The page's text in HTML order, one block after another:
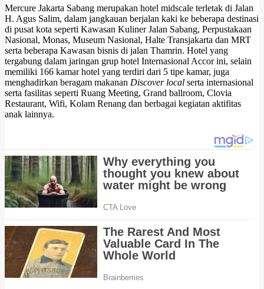
Mercure Jakarta Sabang merupakan hotel midscale terletak di Jalan
H. Agus Salim, dalam jangkauan berjalan kaki ke beberapa destinasi
di pusat kota seperti Kawasan Kuliner Jalan Sabang, Perpustakaan
Nasional, Monas, Museum Nasional, Halte Transjakarta dan MRT
serta beberapa Kawasan bisnis di jalan Thamrin. Hotel yang
tergabung dalam jaringan grup hotel Internasional Accor ini, selain
memiliki 166 kamar hotel yang terdiri dari 5 tipe kamar, juga
menghadirkan beragam makanan Discover local serta internasional
serta fasilitas seperti Ruang Meeting, Grand ballroom, Clovia
Restaurant, Wifi, Kolam Renang dan berbagai kegiatan aktifitas
anak lainnya.